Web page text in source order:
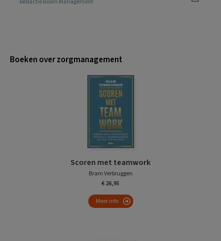
Boeken over zorgmanagement
Scoren met teamwork
Bram Verbruggen
€ 26,95
Meer info